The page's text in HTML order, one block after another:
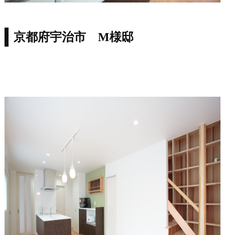
京都府宇治市 M様邸